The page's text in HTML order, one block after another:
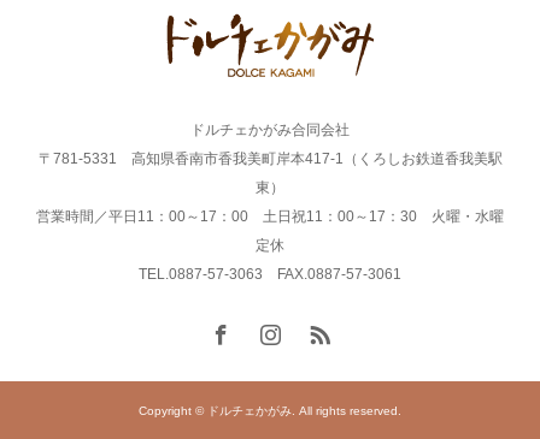
ドルチェかがみ合同会社
〒781-5331 高知県香南市香我美町岸本417-1（くろしお鉄道香我美駅
東）
営業時間／平日11：00～17：00 土日祝11：00～17：30 火曜・水曜
定休
TEL.0887-57-3063 FAX.0887-57-3061
Copyright © ドルチェかがみ. All rights reserved.